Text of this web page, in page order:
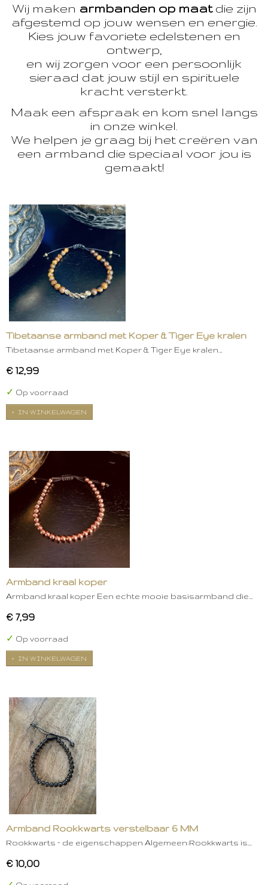
Wij maken armbanden op maatdie zijn
afgestemd op jouw wensen en energie.
Kies jouw favoriete edelstenen en
ontwerp,
en wij zorgen voor een persoonlijk
sieraad dat jouw stijl en spirituele
kracht versterkt.
Maak een afspraak en kom snel langs
in onze winkel.
We helpen je graag bij het creëren van
een armband die speciaal voor jou is
gemaakt!
Tibetaanse armband met Koper & Tiger Eye kralen
Tibetaanse armband met Koper & Tiger Eye kralen…
€ 12,99
✓ Op voorraad
IN WINKELWAGEN
Armband kraal koper
Armband kraal koper Een echte mooie basisarmband die…
€ 7,99
✓ Op voorraad
IN WINKELWAGEN
Armband Rookkwarts verstelbaar 6 MM
Rookkwarts – de eigenschappen Algemeen:Rookkwarts is…
€ 10,00